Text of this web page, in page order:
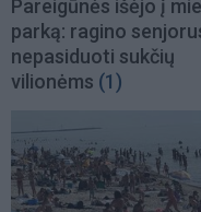
Pareigūnės išėjo į
parką: ragino
nepasiduoti sukčių
vilionėms (1)